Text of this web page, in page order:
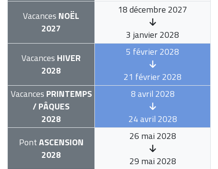
Vacances NOËL
2027
18 décembre 2027
3 janvier 2028
Vacances HIVER
2028
5 février 2028
21 février 2028
Vacances PRINTEMPS
/ PÂQUES
2028
8 avril 2028
24 avril 2028
PontASCENSION
2028
26 mai 2028
29 mai 2028